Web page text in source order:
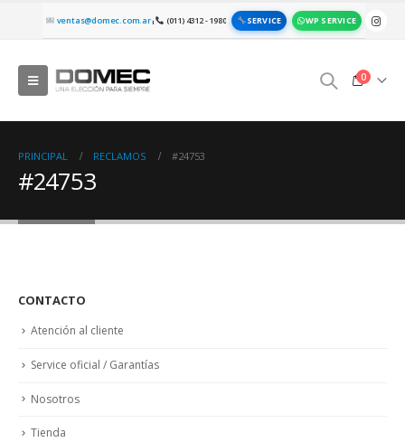
ventas@domec.com.ar| (011) 4312 - 1980 SERVICE WP SERVICE
0
PRINCIPAL RECLAMOS #24753
#24753
CONTACTO
Atención al cliente
Service oficial / Garantías
Nosotros
Tienda